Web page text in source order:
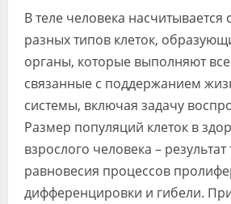
В теле человека
разных типов клеток,
органы, которые выполняют
связанные с поддержанием
системы, включая задачу
Размер популяций клеток в
взрослого человека – результат
равновесия процессов
дифференцировки и гибели.